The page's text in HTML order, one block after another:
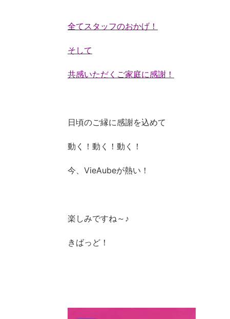
全てスタッフのおかげ！
そして
共感いただくご家庭に感謝！
日頃のご縁に感謝を込めて
動く！動く！動く！
今、VieAubeが熱い！
楽しみですね～♪
きばっど！